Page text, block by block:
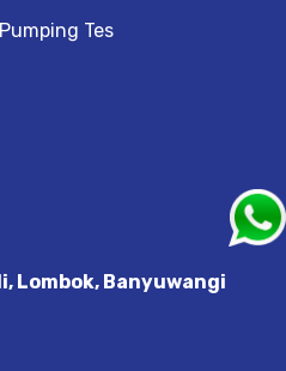
Tes
Lombok, Banyuwangi